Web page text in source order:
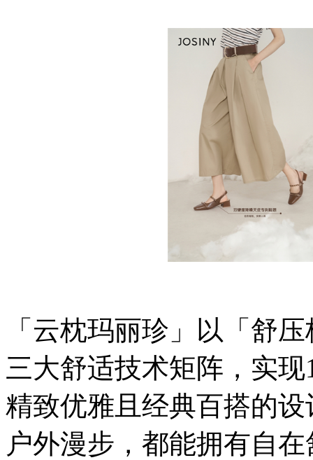
「云枕玛丽珍」以「舒
三大舒适技术矩阵，实
精致优雅且经典百搭的
户外漫步，都能拥有自